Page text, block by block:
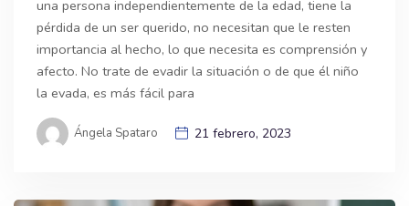
una persona independientemente de la edad, tiene la
pérdida de un ser querido, no necesitan que le resten
importancia al hecho, lo que necesita es comprensión y
afecto. No trate de evadir la situación o de que él niño
la evada, es más fácil para
Ángela Spataro 21 febrero, 2023